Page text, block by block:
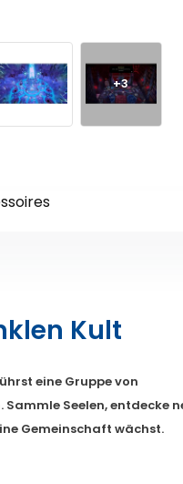
+3
Kult
eine Gruppe von
Seelen, entdecke
Gemeinschaft wächst.